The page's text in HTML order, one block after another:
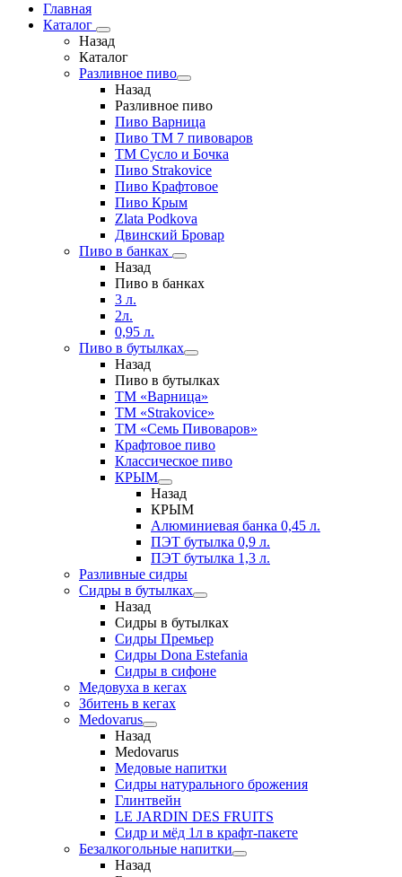
Главная
Каталог
Назад
Каталог
Разливное пиво
Назад
Разливное пиво
Пиво Варница
Пиво ТМ 7 пивоваров
ТМ Сусло и Бочка
Пиво Strakovice
Пиво Крафтовое
Пиво Крым
Zlata Podkova
Двинский Бровар
Пиво в банках
Назад
Пиво в банках
3 л.
2л.
0,95 л.
Пиво в бутылках
Назад
Пиво в бутылках
ТМ «Варница»
ТМ «Strakovice»
ТМ «Семь Пивоваров»
Крафтовое пиво
Классическое пиво
КРЫМ
Назад
КРЫМ
Алюминиевая банка 0,45 л.
ПЭТ бутылка 0,9 л.
ПЭТ бутылка 1,3 л.
Разливные сидры
Сидры в бутылках
Назад
Сидры в бутылках
Сидры Премьер
Сидры Dona Estefania
Сидры в сифоне
Медовуха в кегах
Збитень в кегах
Medovarus
Назад
Medovarus
Медовые напитки
Сидры натурального брожения
Глинтвейн
LE JARDIN DES FRUITS
Сидр и мёд 1л в крафт-пакете
Безалкогольные напитки
Назад